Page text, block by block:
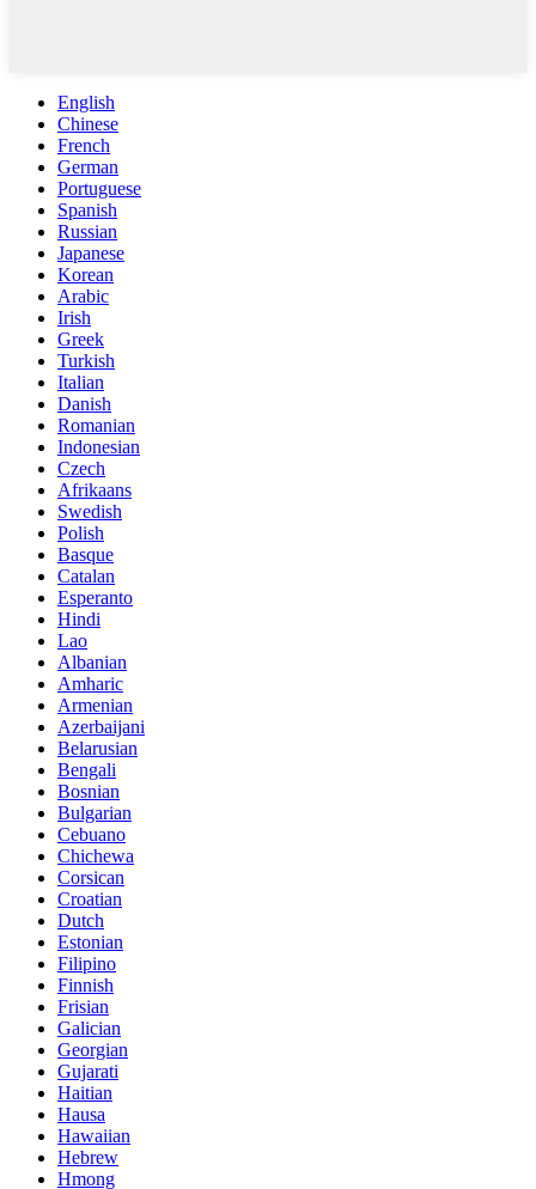
English
Chinese
French
German
Portuguese
Spanish
Russian
Japanese
Korean
Arabic
Irish
Greek
Turkish
Italian
Danish
Romanian
Indonesian
Czech
Afrikaans
Swedish
Polish
Basque
Catalan
Esperanto
Hindi
Lao
Albanian
Amharic
Armenian
Azerbaijani
Belarusian
Bengali
Bosnian
Bulgarian
Cebuano
Chichewa
Corsican
Croatian
Dutch
Estonian
Filipino
Finnish
Frisian
Galician
Georgian
Gujarati
Haitian
Hausa
Hawaiian
Hebrew
Hmong